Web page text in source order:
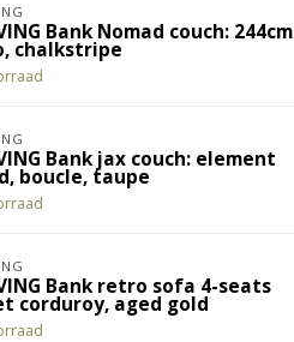
Bank Nomad couch: 244cm
chalkstripe
Bank jax couch: element
boucle, taupe
Bank retro sofa 4-seats
corduroy, aged gold